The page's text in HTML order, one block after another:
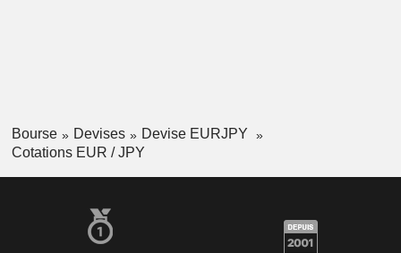
Bourse Devises
Devise EURJPY
Cotations EUR / JPY